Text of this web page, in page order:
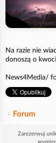
Na razie nie
donoszą o
News4Media/
Forum
Zarezerwuj